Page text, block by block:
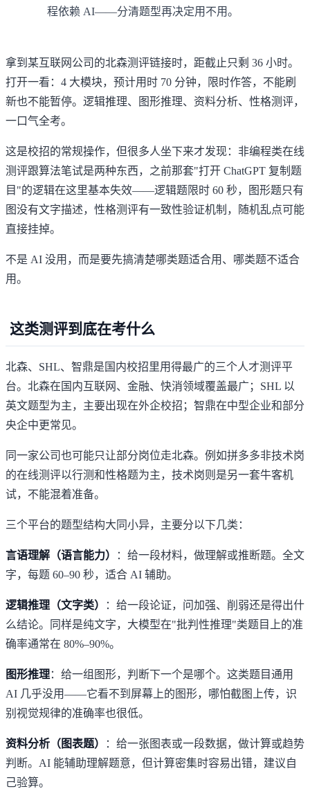
程依赖 AI——分清题型再决定用不用。
拿到某互联网公司的北森测评链接时，距截止只剩 36 小时。
打开一看：4 大模块，预计用时 70 分钟，限时作答，不能刷
新也不能暂停。逻辑推理、图形推理、资料分析、性格测评，
一口气全考。
这是校招的常规操作，但很多人坐下来才发现：非编程类在线
测评跟算法笔试是两种东西，之前那套"打开 ChatGPT 复制题
目"的逻辑在这里基本失效——逻辑题限时 60 秒，图形题只有
图没有文字描述，性格测评有一致性验证机制，随机乱点可能
直接挂掉。
不是 AI 没用，而是要先搞清楚哪类题适合用、哪类题不适合
用。
这类测评到底在考什么
北森、SHL、智鼎是国内校招里用得最广的三个人才测评平
台。北森在国内互联网、金融、快消领域覆盖最广；SHL 以
英文题型为主，主要出现在外企校招；智鼎在中型企业和部分
央企中更常见。
同一家公司也可能只让部分岗位走北森。例如拼多多非技术岗
的在线测评以行测和性格题为主，技术岗则是另一套牛客机
试，不能混着准备。
三个平台的题型结构大同小异，主要分以下几类：
言语理解（语言能力）
：给一段材料，做理解或推断题。全文
字，每题 60–90 秒，适合 AI 辅助。
逻辑推理（文字类）
：给一段论证，问加强、削弱还是得出什
么结论。同样是纯文字，大模型在"批判性推理"类题目上的准
确率通常在 80%–90%。
图形推理：给一组图形，判断下一个是哪个。这类题目通用
AI 几乎没用——它看不到屏幕上的图形，哪怕截图上传，识
别视觉规律的准确率也很低。
资料分析（图表题）
：给一张图表或一段数据，做计算或趋势
判断。AI 能辅助理解题意，但计算密集时容易出错，建议自
己验算。